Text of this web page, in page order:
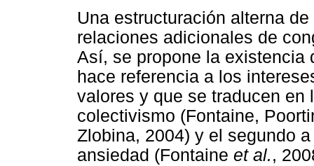
Una estructuración alterna
relaciones adicionales de
Así, se propone la existencia
hace referencia a los
valores y que se traducen
colectivismo (Fontaine,
Zlobina, 2004) y el segundo
ansiedad (Fontaine et al.,